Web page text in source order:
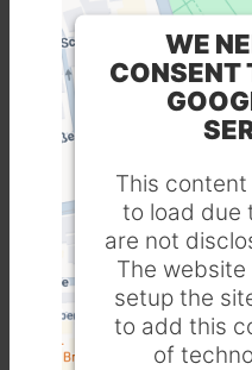
WE
CONSENT
This
to load due
are not
The
setup the
to add this
of